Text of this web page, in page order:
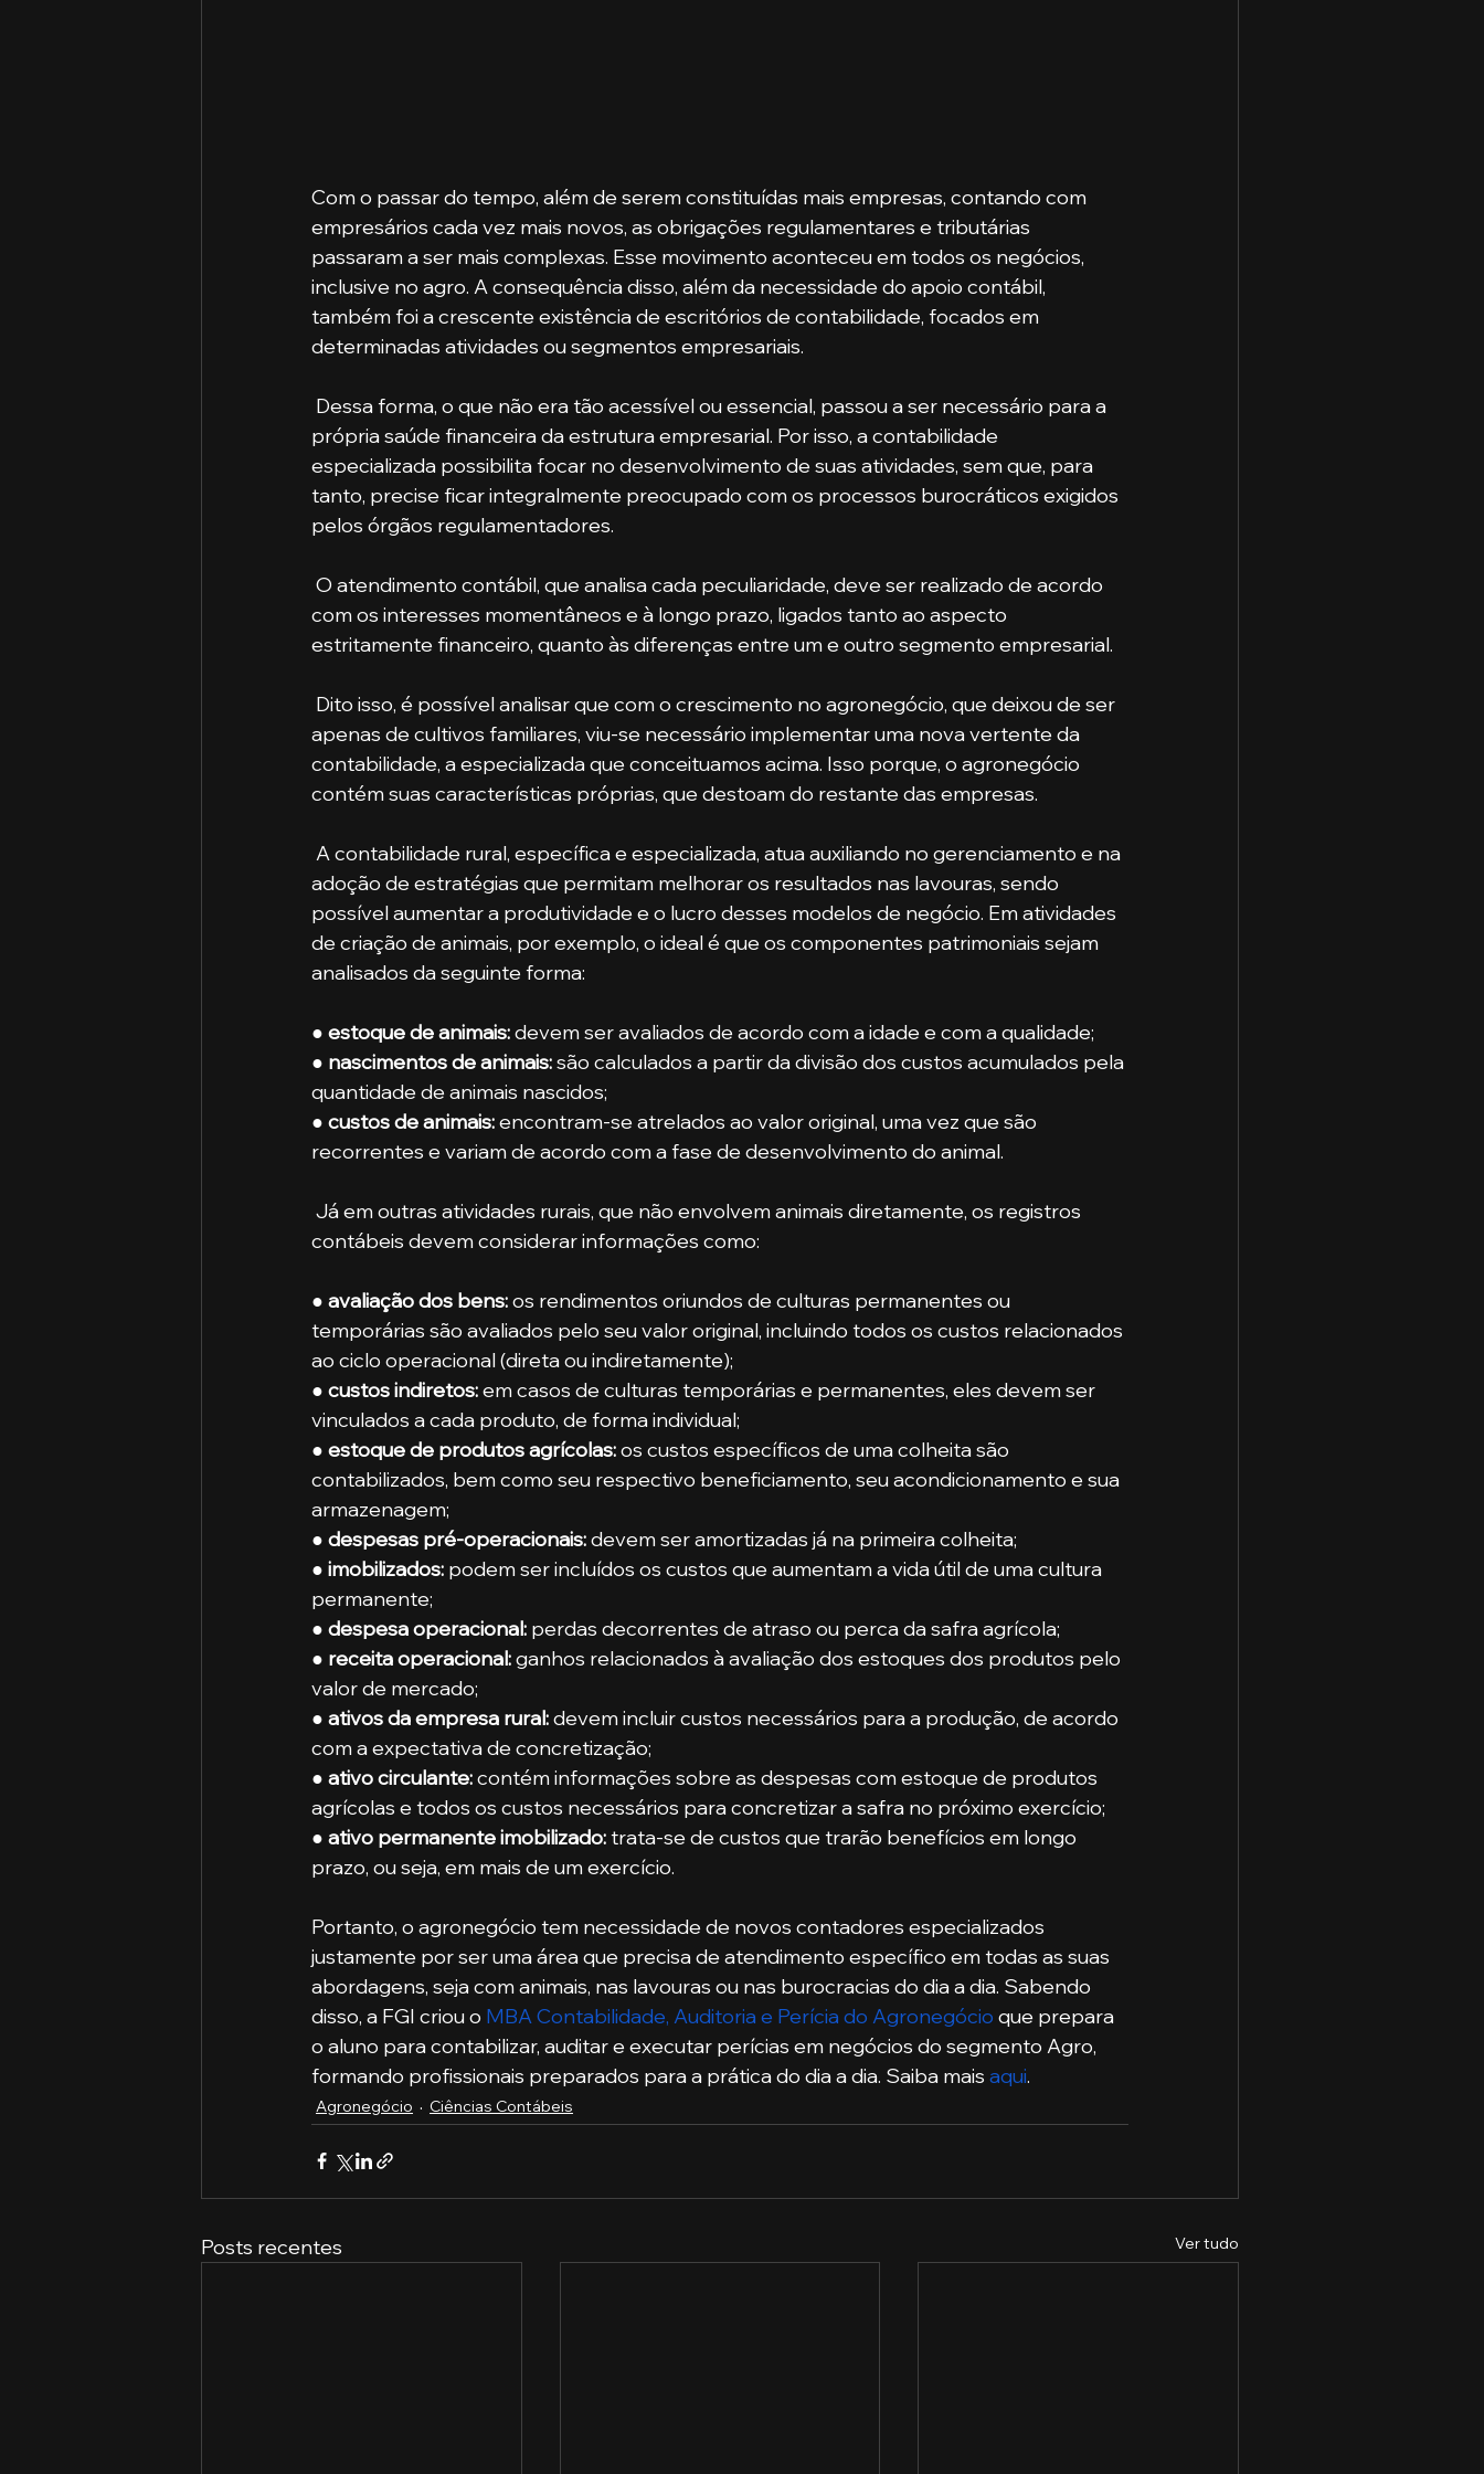
Com o passar do tempo, além de serem constituídas mais empresas, contando com
empresários cada vez mais novos, as obrigações regulamentares e tributárias
passaram a ser mais complexas. Esse movimento aconteceu em todos os negócios,
inclusive no agro. A consequência disso, além da necessidade do apoio contábil,
também foi a crescente existência de escritórios de contabilidade, focados em
determinadas atividades ou segmentos empresariais.
própria saúde financeira da estrutura empresarial. Por isso, a contabilidade
especializada possibilita focar no desenvolvimento de suas atividades, sem que, para
tanto, precise ficar integralmente preocupado com os processos burocráticos exigidos
pelos órgãos regulamentadores.
com os interesses momentâneos e à longo prazo, ligados tanto ao aspecto
estritamente financeiro, quanto às diferenças entre um e outro segmento empresarial.
apenas de cultivos familiares, viu-se necessário implementar uma nova vertente da
contabilidade, a especializada que conceituamos acima. Isso porque, o agronegócio
contém suas características próprias, que destoam do restante das empresas.
adoção de estratégias que permitam melhorar os resultados nas lavouras, sendo
possível aumentar a produtividade e o lucro desses modelos de negócio. Em atividades
de criação de animais, por exemplo, o ideal é que os componentes patrimoniais sejam
analisados da seguinte forma:
● estoque de animais: devem ser avaliados de acordo com a idade e com a qualidade;
● nascimentos de animais: são calculados a partir da divisão dos custos acumulados pela
quantidade de animais nascidos;
● custos de animais: encontram-se atrelados ao valor original, uma vez que são
recorrentes e variam de acordo com a fase de desenvolvimento do animal.
contábeis devem considerar informações como:
● avaliação dos bens: os rendimentos oriundos de culturas permanentes ou
temporárias são avaliados pelo seu valor original, incluindo todos os custos relacionados
ao ciclo operacional (direta ou indiretamente);
● custos indiretos: em casos de culturas temporárias e permanentes, eles devem ser
vinculados a cada produto, de forma individual;
● estoque de produtos agrícolas: os custos específicos de uma colheita são
contabilizados, bem como seu respectivo beneficiamento, seu acondicionamento e sua
armazenagem;
● despesas pré-operacionais: devem ser amortizadas já na primeira colheita;
● imobilizados: podem ser incluídos os custos que aumentam a vida útil de uma cultura
permanente;
● despesa operacional: perdas decorrentes de atraso ou perca da safra agrícola;
● receita operacional: ganhos relacionados à avaliação dos estoques dos produtos pelo
valor de mercado;
● ativos da empresa rural: devem incluir custos necessários para a produção, de acordo
com a expectativa de concretização;
● ativo circulante: contém informações sobre as despesas com estoque de produtos
agrícolas e todos os custos necessários para concretizar a safra no próximo exercício;
● ativo permanente imobilizado: trata-se de custos que trarão benefícios em longo
prazo, ou seja, em mais de um exercício.
Portanto, o agronegócio tem necessidade de novos contadores especializados
justamente por ser uma área que precisa de atendimento específico em todas as suas
abordagens, seja com animais, nas lavouras ou nas burocracias do dia a dia. Sabendo
disso, a FGI criou o MBA Contabilidade, Auditoria e Perícia do Agronegócio que prepara
o aluno para contabilizar, auditar e executar perícias em negócios do segmento Agro,
formando profissionais preparados para a prática do dia a dia. Saiba mais aqui.
Agronegócio Ciências Contábeis
Posts recentes Ver tudo